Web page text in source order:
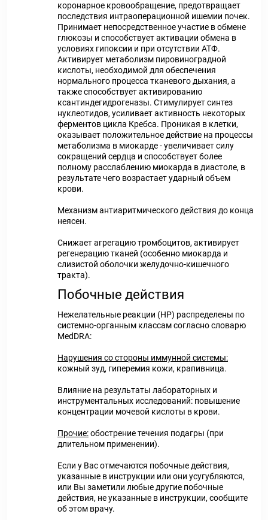
коронарное кровообращение, предотвращает
последствия интраоперационной ишемии почек.
Принимает непосредственное участие в обмене
глюкозы и способствует активации обмена в
условиях гипоксии и при отсутствии АТФ.
Активирует метаболизм пировиноградной
кислоты, необходимой для обеспечения
нормального процесса тканевого дыхания, а
также способствует активированию
ксантиндегидрогеназы. Стимулирует синтез
нуклеотидов, усиливает активность некоторых
ферментов цикла Кребса. Проникая в клетки,
оказывает положительное действие на процессы
метаболизма в миокарде - увеличивает силу
сокращений сердца и способствует более
полному расслаблению миокарда в диастоле, в
результате чего возрастает ударный объем
крови.
Механизм антиаритмического действия до конца
неясен.
Снижает агрегацию тромбоцитов, активирует
регенерацию тканей (особенно миокарда и
слизистой оболочки желудочно-кишечного
тракта).
Побочные действия
Нежелательные реакции (HP) распределены по
системно-органным классам согласно словарю
MedDRA:
Нарушения со стороны иммунной системы:
кожный зуд, гиперемия кожи, крапивница.
Влияние на результаты лабораторных и
инструментальных исследований: повышение
концентрации мочевой кислоты в крови.
Прочие:обострение течения подагры (при
длительном применении).
Если у Вас отмечаются побочные действия,
указанные в инструкции или они усугубляются,
или Вы заметили любые другие побочные
действия, не указанные в инструкции, сообщите
об этом врачу.